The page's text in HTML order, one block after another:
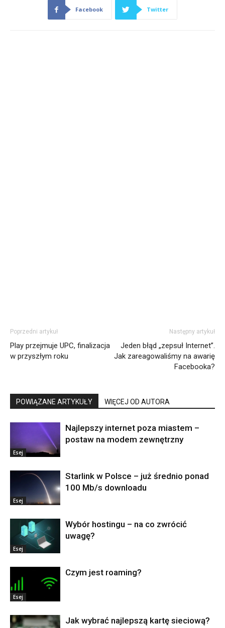
Facebook Twitter
Poprzedni artykuł
Play przejmuje UPC, finalizacja
w przyszłym roku
Następny artykuł
Jeden błąd „zepsuł Internet”.
Jak zareagowaliśmy na awarię
Facebooka?
POWIĄZANE ARTYKUŁY WIĘCEJ OD AUTORA
Esej
Najlepszy internet poza miastem –
postaw na modem zewnętrzny
Esej
Starlink w Polsce – już średnio ponad
100 Mb/s downloadu
Esej
Wybór hostingu – na co zwrócić
uwagę?
Esej
Czym jest roaming?
Jak wybrać najlepszą kartę sieciową?